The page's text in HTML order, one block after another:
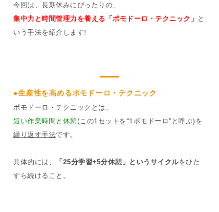
今回は、長期休みにぴったりの、
集中力と時間管理力を養える「ポモドーロ・テクニック」 と
いう手法を紹介します!
●生産性を高めるポモドーロ・テクニック
ポモドーロ・テクニックとは、
短い作業時間と休憩(この1セットを“1ポモドーロ”と呼ぶ)を
繰り返す手法です。
具体的には、 「25分学習+5分休憩」というサイクルをひた
すら続けること。